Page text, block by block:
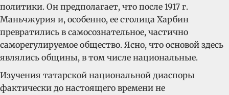
политики. Он предполагает, что после 1917 г.
Маньчжурия и, особенно, ее столица Харбин
превратились в самосознательное, частично
саморегулируемое общество. Ясно, что основой здесь
являлись общины, в том числе национальные.
Изучения татарской национальной диаспоры
фактически до настоящего времени не